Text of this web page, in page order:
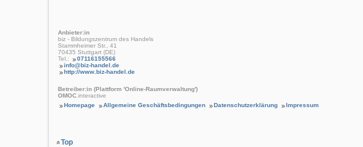
Anbieter:in
biz - Bildungszentrum des Handels
Stammheimer Str., 41
70435 Stuttgart (DE)
Tel.:
07116155566
info@biz-handel.de
http://www.biz-handel.de
Betreiber:in (Plattform 'Online-Raumverwaltung')
OMOC .interactive
Homepage
Allgemeine Geschäftsbedingungen Datenschutzerklärung Impressum
Top